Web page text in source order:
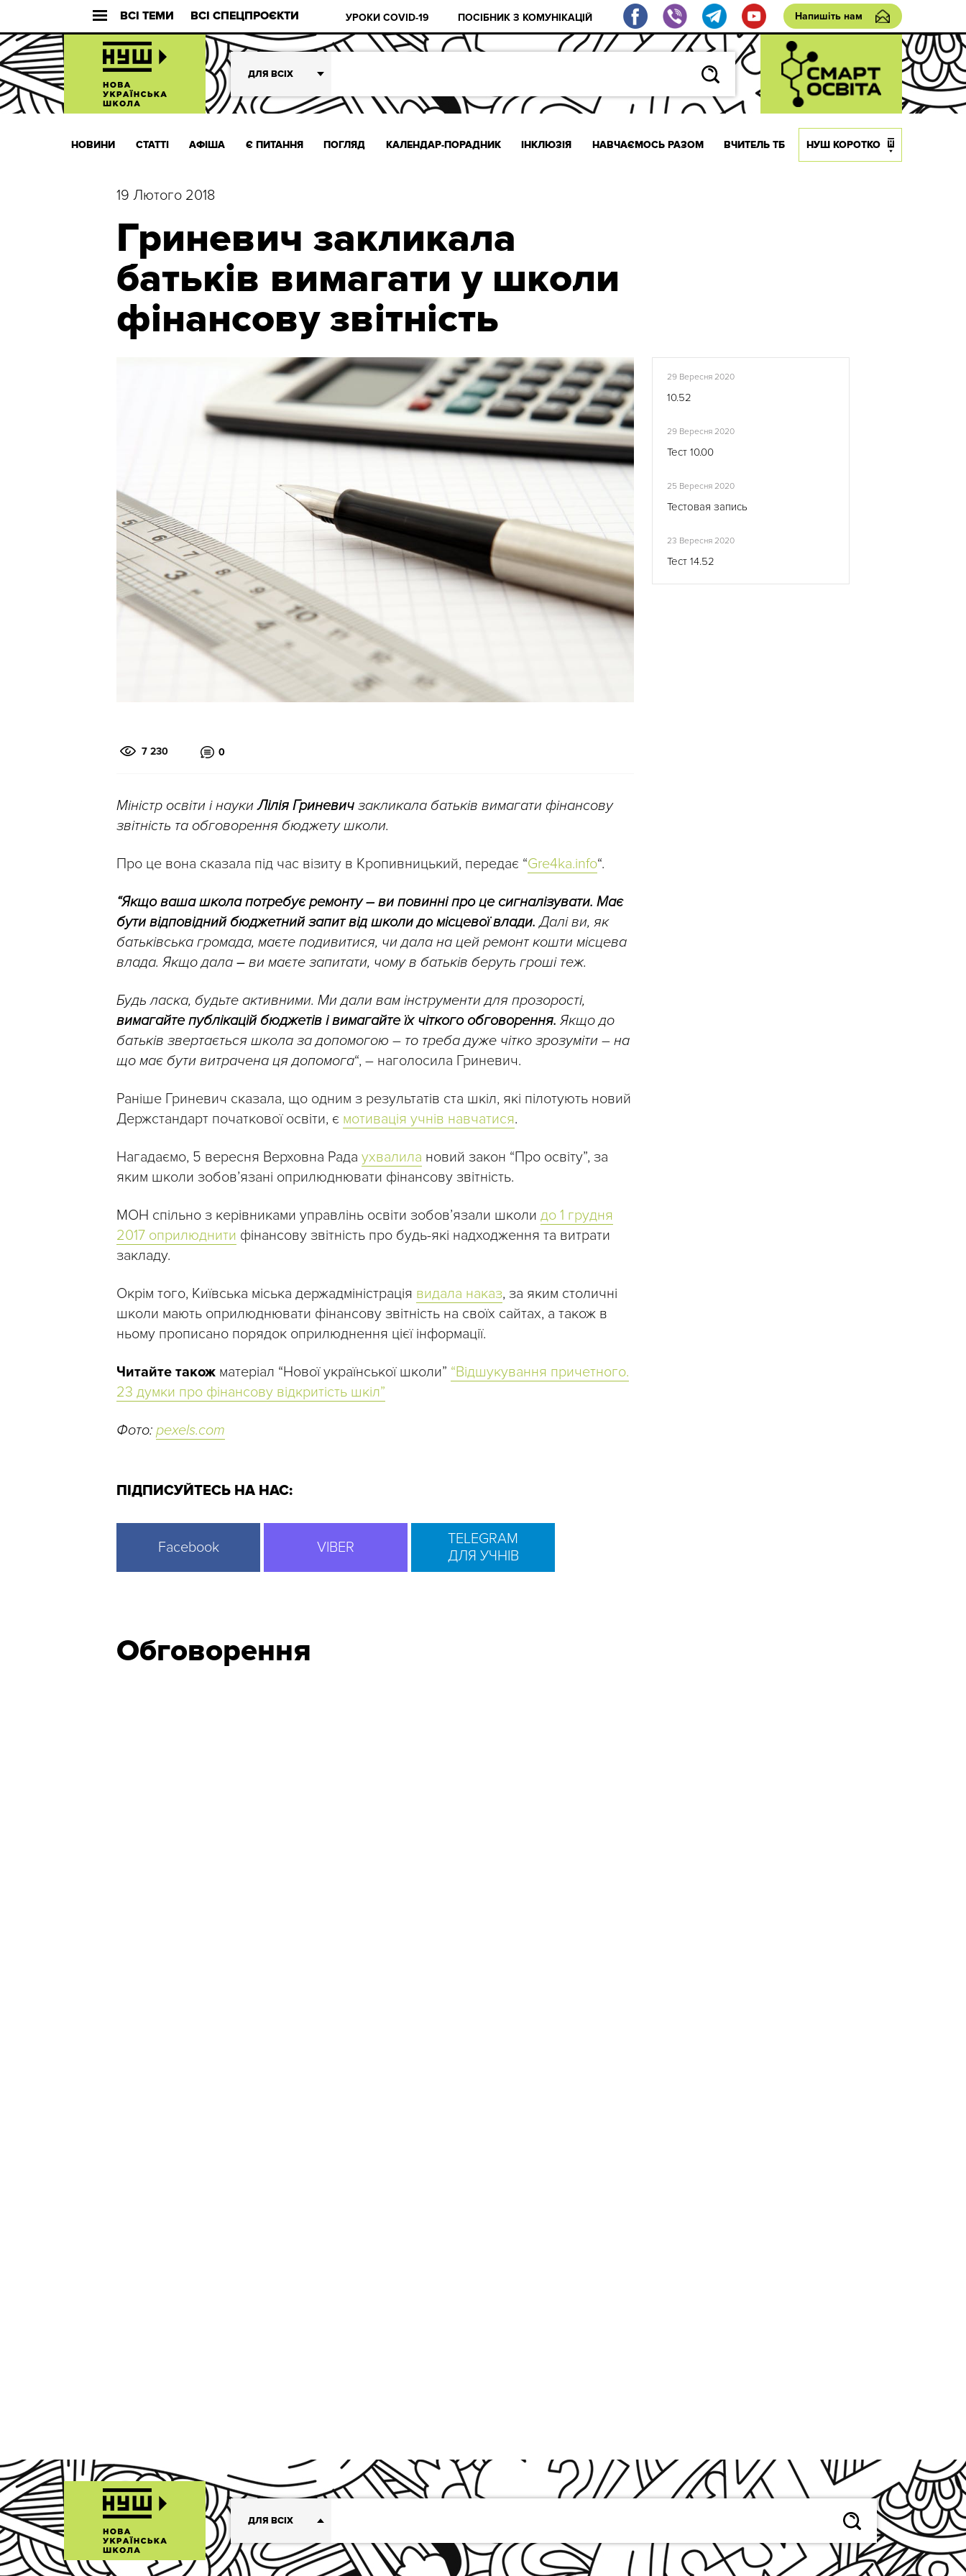
ВСІ ТЕМИ ВСІ СПЕЦПРОЄКТИ УРОКИ COVID-19 ПОСІБНИК З КОМУНІКАЦІЙ Напишіть нам
ДЛЯ ВСІХ
НОВИНИ СТАТТІ АФІША Є ПИТАННЯ ПОГЛЯД КАЛЕНДАР-ПОРАДНИК ІНКЛЮЗІЯ НАВЧАЄМОСЬ РАЗОМ ВЧИТЕЛЬ ТБ НУШ КОРОТКО
19 Лютого 2018
Гриневич закликала
батьків вимагати у школи
фінансову звітність
7 230 0
Міністр освіти і наукиЛілія Гриневич закликала батьків вимагати фінансову
звітність та обговорення бюджету школи.
Про це вона сказала під час візиту в Кропивницький, передає “Gre4ka.info“.
“Якщо ваша школа потребує ремонту – ви повинні про це сигналізувати. Має
бути відповідний бюджетний запит від школи до місцевої влади. Далі ви, як
батьківська громада, маєте подивитися, чи дала на цей ремонт кошти місцева
влада. Якщо дала – ви маєте запитати, чому в батьків беруть гроші теж.
Будь ласка, будьте активними. Ми дали вам інструменти для прозорості,
вимагайте публікацій бюджетів і вимагайте їх чіткого обговорення. Якщо до
батьків звертається школа за допомогою – то треба дуже чітко зрозуміти – на
що має бути витрачена ця допомога“, – наголосила Гриневич.
Раніше Гриневич сказала, що одним з результатів ста шкіл, які пілотують новий
Держстандарт початкової освіти, є мотивація учнів навчатися.
Нагадаємо, 5 вересня Верховна Рада ухвалила новий закон “Про освіту”, за
яким школи зобов’язані оприлюднювати фінансову звітність.
МОН спільно з керівниками управлінь освіти зобов’язали школи до 1 грудня
2017 оприлюднити фінансову звітність про будь-які надходження та витрати
закладу.
Окрім того, Київська міська держадміністрація видала наказ, за яким столичні
школи мають оприлюднювати фінансову звітність на своїх сайтах, а також в
ньому прописано порядок оприлюднення цієї інформації.
Читайте також матеріал “Нової української школи” “Відшукування причетного.
23 думки про фінансову відкритість шкіл”
Фото: pexels.com
ПІДПИСУЙТЕСЬ НА НАС:
Facebook VIBER
TELEGRAM
ДЛЯ УЧНІВ
29 Вересня 2020
10.52
29 Вересня 2020
Тест 10.00
25 Вересня 2020
Тестовая запись
23 Вересня 2020
Тест 14.52
Обговорення
ДЛЯ ВСІХ